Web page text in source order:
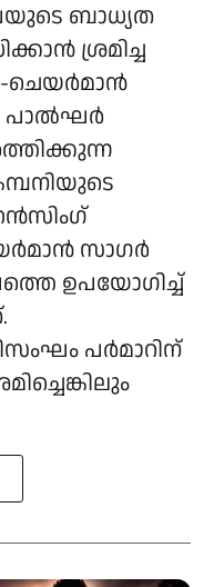
ബാധ്യത
ശ്രമിച്ച
പാൽഘർ
സാഗർ
ഉപയോഗിച്ച്
പർമാറിന്